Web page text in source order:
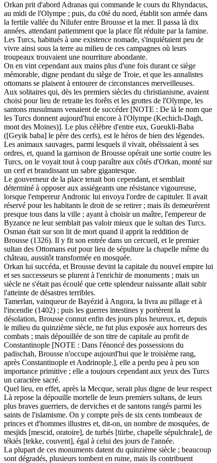
Orkan prit d'abord Adranas qui commande le cours du Rhyndacus,
au midi de l'Olympe ; puis, du c0té du nord, établit son armée dans
la fertile vallée du Nilufer entre Brousse et la mer. Il passa là dix
années, attendant patiemment que la place fût réduite par la famine.
Les Turcs, habitués à une existence nomade, s'inquiétaient peu de
vivre ainsi sous la terre au milieu de ces campagnes où leurs
troupeaux trouvaient une nourriture abondante.
On en vint cependant aux mains plus d'une fois durant ce siège
mémorable, digne pendant du siège de Troie, et que les annalistes
ottomans se plaisent à entourer de circonstances merveilleuses.
Aux solitaires qui, dès les premiers siècles du christianisme, avaient
choisi pour lieu de retraite les forêts et les grottes de l'Olympe, les
santons musulmans venaient de succéder [NOTE : De là le nom que
les Turcs donnent aujourd'hui encore à l'Olympe (Kechich-Dagh,
mont des Moines)]. Le plus célèbre d'entre eux, Gueukli-Baba
([Geyik baba] le père des cerfs), est le héros de bien des légendes.
Les animaux sauvages, parmi lesquels il vivait, obéissaient à ses
ordres, et, quand la garnison de Brousse opérait une sortie coutre les
Turcs, on le voyait tout à coup paraître aux côtés d'Orkan, monté sur
un cerf et brandissant un sabre gigantesque.
Le gouverneur de la place tenait bon cependant, et semblait
déterminé à opposer aux assiégeants une résistance vigoureuse,
lorsque l'empereur Andronic lui envoya l'ordre de capituler. Il avait
réservé pour les habitants le droit de se retirer ; mais ils demeurèrent
presque tous dans la ville ; ayant à choisir un maître, l'empereur de
Byzance ne leur semblait pas valoir mieux que le sultan des Turcs.
Osman était sur son lit de mort quand il apprit la reddition de
Brousse (1326). Il y fit son entrée dans un cercueil, et le premier
sultan des Ottomans eut pour lieu de sépulture la chapelle même du
château, aussitôt transformée en mosquée.
Orkan lui succéda, et Brousse devint la capitale du nouvel empire lui
et ses successeurs se plurent à l'enrichir de monuments ; mais un
siècle ne s'était pas écoulé que cette splendeur naissante allait subir
l'atteinte de désastres terribles.
Tamerlan, vainqueur de Bayézid à Angora, la livra au pillage et à
l'incendie (1402) ; puis les guerres intestines y portèrent la
désolation, Brousse connut enfin des jours plus heureux, et, depuis
le milieu du quinzième siècle, ne fut plus exposée aux horreurs des
combats ; mais dépouillée de son titre de capitale au profit de
Constantinople [NOTE : Dans l'énoncé des possessions du
padischah, Brousse n'occupe aujourd'hui que le troisième rang,
après Constantinople et Andrinople.], elle a perdu peu à peu son
importance primitive ; elle a toujours cependant aux yeux des Turcs
un caractère sacré.
Quel lieu, en effet, après la Mecque, serait plus digne de leur respect
Là repose la dépouille mortelle de leurs premiers sultans, de leurs
plus braves guerriers, de derviches et de santons rangés parmi les
saints de l'islamisme. On y compte près de six cents tombeaux de
princes et d'hommes illustres et, dit-on, un nombre de mosquées, de
mesjids [mescid, oratoire], de turbés [türbe, chapelle sépulchrale], de
tékiés [tekke, couvent], égal à celui des jours de l'année.
La plupart de ces monuments datent du quinzième siècle ; beaucoup
sont dégradés, plusieurs tombent en ruine, mais ils contribuent